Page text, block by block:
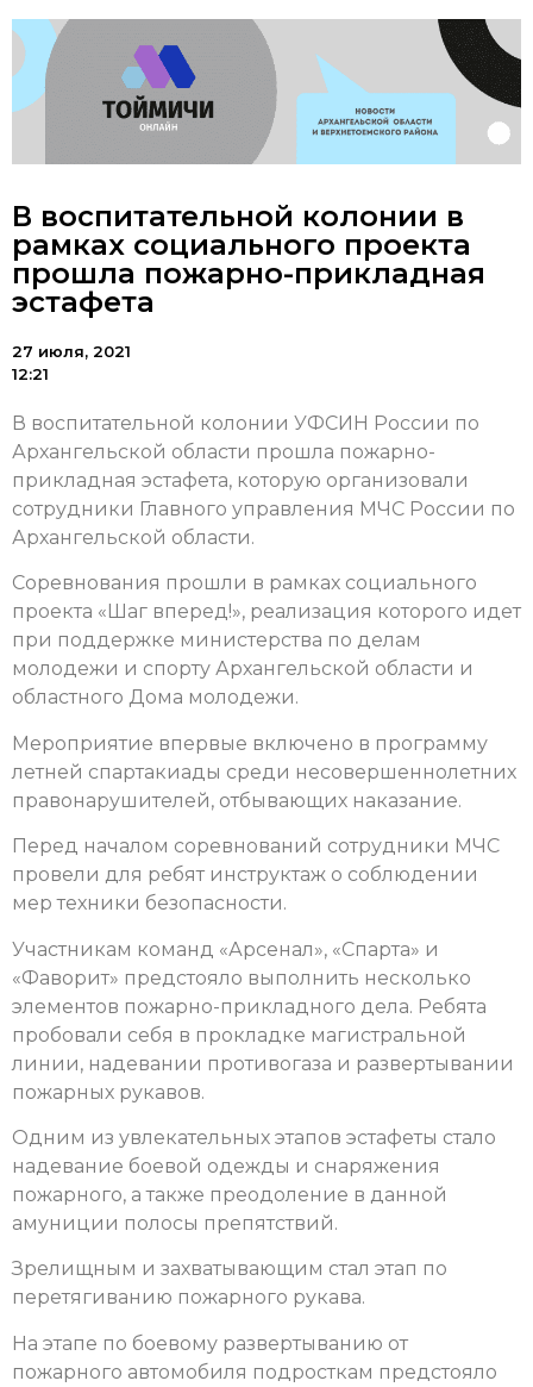
В воспитательной колонии в
рамках социального проекта
прошла пожарно-прикладная
эстафета
27 июля, 2021
12:21
В воспитательной колонии УФСИН России по
Архангельской области прошла пожарно-
прикладная эстафета, которую организовали
сотрудники Главного управления МЧС России по
Архангельской области.
Соревнования прошли в рамках социального
проекта «Шаг вперед!», реализация которого идет
при поддержке министерства по делам
молодежи и спорту Архангельской области и
областного Дома молодежи.
Мероприятие впервые включено в программу
летней спартакиады среди несовершеннолетних
правонарушителей, отбывающих наказание.
Перед началом соревнований сотрудники МЧС
провели для ребят инструктаж о соблюдении
мер техники безопасности.
Участникам команд «Арсенал», «Спарта» и
«Фаворит» предстояло выполнить несколько
элементов пожарно-прикладного дела. Ребята
пробовали себя в прокладке магистральной
линии, надевании противогаза и развертывании
пожарных рукавов.
Одним из увлекательных этапов эстафеты стало
надевание боевой одежды и снаряжения
пожарного, а также преодоление в данной
амуниции полосы препятствий.
Зрелищным и захватывающим стал этап по
перетягиванию пожарного рукава.
На этапе по боевому развертыванию от
пожарного автомобиля подросткам предстояло